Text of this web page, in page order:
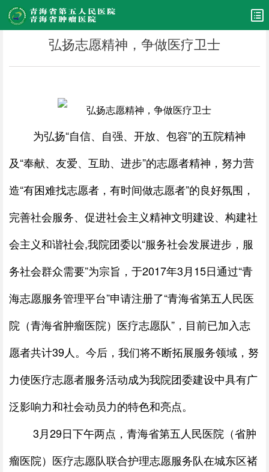
弘扬志愿精神，争做医疗卫士
为弘扬“自信、自强、开放、包容”的五院精神
及“奉献、友爱、互助、进步”的志愿者精神，努力营
造“有困难找志愿者，有时间做志愿者”的良好氛围，
完善社会服务、促进社会主义精神文明建设、构建社
会主义和谐社会,我院团委以“服务社会发展进步，服
务社会群众需要”为宗旨，于2017年3月15日通过“青
海志愿服务管理平台”申请注册了“青海省第五人民医
院（青海省肿瘤医院）医疗志愿队”，目前已加入志
愿者共计39人。今后，我们将不断拓展服务领域，努
力使医疗志愿者服务活动成为我院团委建设中具有广
泛影响力和社会动员力的特色和亮点。
3月29日下午两点，青海省第五人民医院（省肿
瘤医院）医疗志愿队联合护理志愿服务队在城东区褚